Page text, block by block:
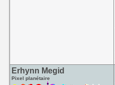
Erhynn Megid
Pixel planétaire